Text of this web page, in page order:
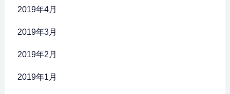
2019年4月
2019年3月
2019年2月
2019年1月